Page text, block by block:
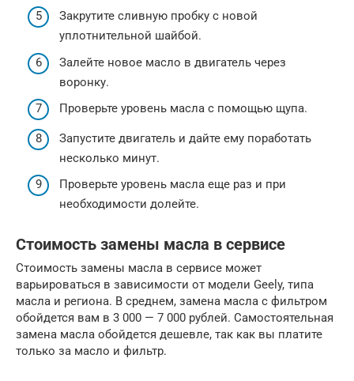
Закрутите сливную пробку с новой
уплотнительной шайбой.
Залейте новое масло в двигатель через
воронку.
Проверьте уровень масла с помощью щупа.
Запустите двигатель и дайте ему поработать
несколько минут.
Проверьте уровень масла еще раз и при
необходимости долейте.
Стоимость замены масла в сервисе
Стоимость замены масла в сервисе может
варьироваться в зависимости от модели Geely, типа
масла и региона. В среднем, замена масла с фильтром
обойдется вам в 3 000 — 7 000 рублей. Самостоятельная
замена масла обойдется дешевле, так как вы платите
только за масло и фильтр.